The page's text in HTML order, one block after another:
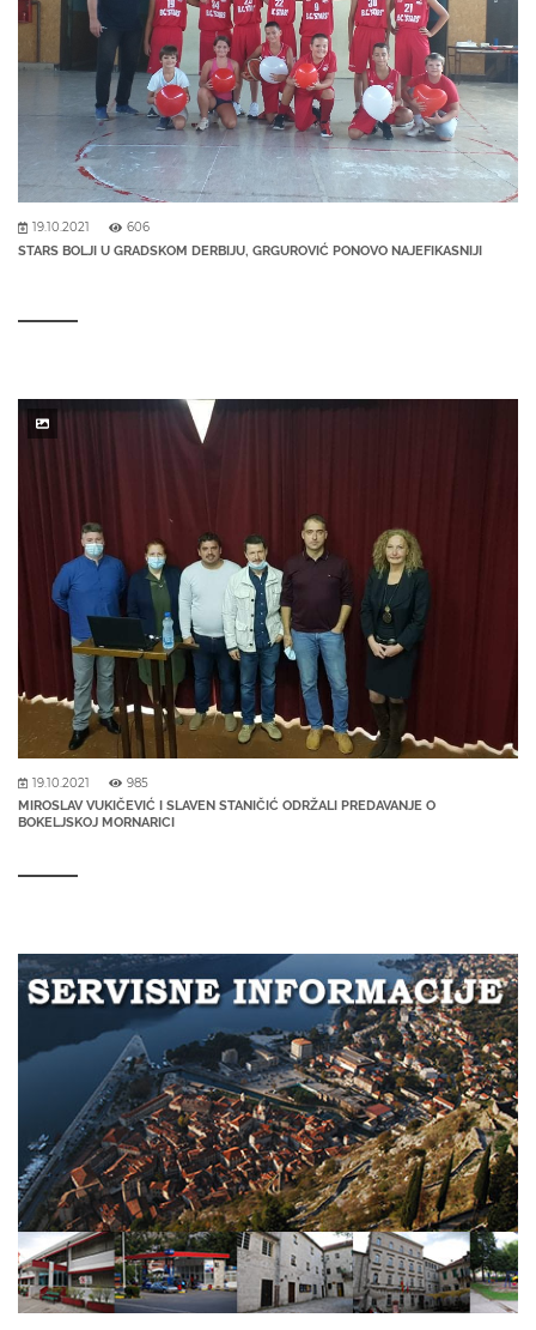
19.10.2021 606
STARS BOLJI U GRADSKOM DERBIJU, GRGUROVIĆ PONOVO NAJEFIKASNIJI
19.10.2021 985
MIROSLAV VUKIČEVIĆ I SLAVEN STANIČIĆ ODRŽALI PREDAVANJE O
BOKELJSKOJ MORNARICI